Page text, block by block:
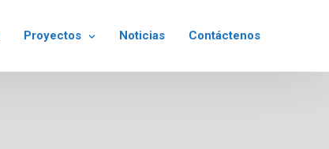
Proyectos Noticias Contáctenos